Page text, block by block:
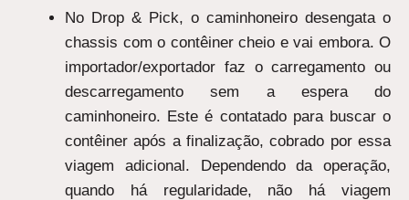
No Drop & Pick, o caminhoneiro desengata o
chassis com o contêiner cheio e vai embora. O
importador/exportador faz o carregamento ou
descarregamento sem a espera do
caminhoneiro. Este é contatado para buscar o
contêiner após a finalização, cobrado por essa
viagem adicional. Dependendo da operação,
quando há regularidade, não há viagem